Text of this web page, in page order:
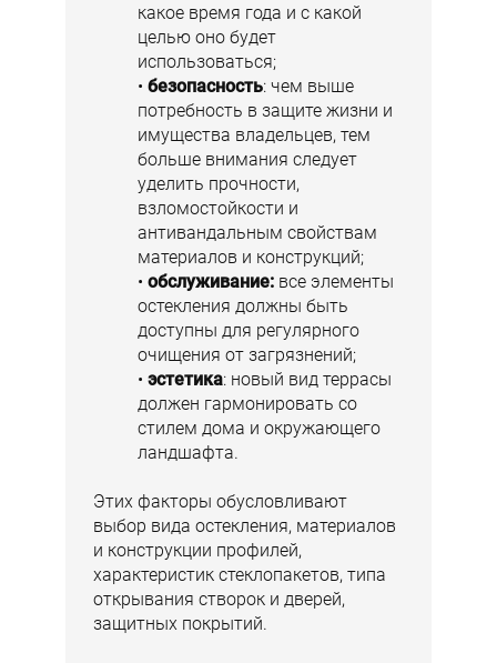
какое время года и с какой
целью оно будет
использоваться;
безопасность: чем выше
потребность в защите жизни и
имущества владельцев, тем
больше внимания следует
уделить прочности,
взломостойкости и
антивандальным свойствам
материалов и конструкций;
обслуживание: все элементы
остекления должны быть
доступны для регулярного
очищения от загрязнений;
эстетика: новый вид террасы
должен гармонировать со
стилем дома и окружающего
ландшафта.
Этих факторы обусловливают
выбор вида остекления, материалов
и конструкции профилей,
характеристик стеклопакетов, типа
открывания створок и дверей,
защитных покрытий.​